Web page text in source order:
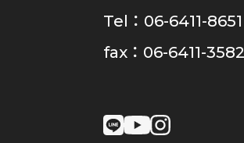
Tel： 06-6411-8651
fax：06-6411-3582